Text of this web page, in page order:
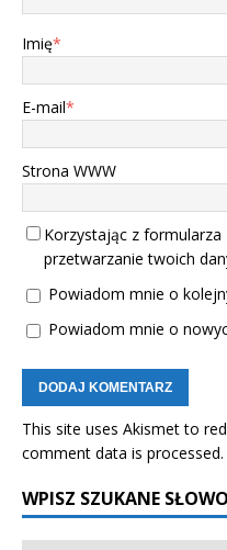
Imię*
E-mail*
Strona WWW
Korzystając z formularza
przetwarzanie twoich
Powiadom mnie o
Powiadom mnie o
This site uses Akismet to
comment data is processed.
WPISZ SZUKANE SŁOWO